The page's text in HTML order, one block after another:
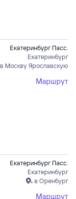
Екатеринбург Пасс.
Екатеринбург
в Москву Ярославскую
Маршрут
Екатеринбург Пасс.
Екатеринбург
в Оренбург
Маршрут